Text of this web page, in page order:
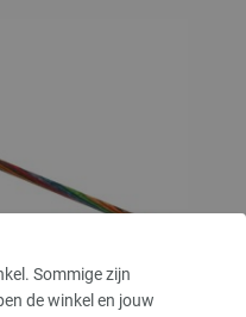
Sommige zijn
de winkel en jouw